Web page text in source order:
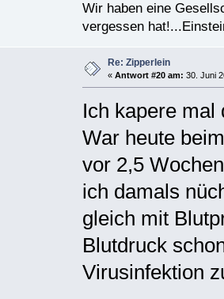
Wir haben eine
vergessen
Re: Zipperlein
« Antwort #20 am: 30. Juni
Ich kapere mal
War heute
vor 2,5
ich damals
gleich mit
Blutdruck
Virusinfektion